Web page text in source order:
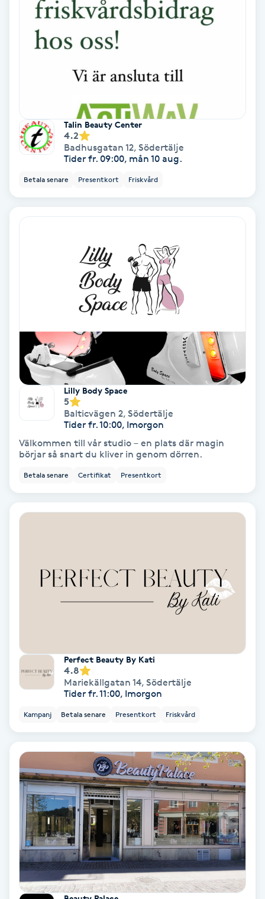
Keratinbehandling
Kinesiologi
Kiropraktik
Klippning ungdom
Koppningsmassage
Kosmetisk tatuering
Kostrådgivning
Kroppspeeling
Kärlbehandling
Lashlift Keratin
Liktornar
LPG
LPG-behandling
LPG-massage
Luggklippning
Talin Beauty Center
4.2
Badhusgatan 12, Södertälje
Tider fr. 09:00, mån 10 aug.
Betala senare Presentkort Friskvård
Lilly Body Space
5
Balticvägen 2, Södertälje
Tider fr. 10:00, Imorgon
Välkommen till vår studio – en plats där magin
börjar så snart du kliver in genom dörren.
Betala senare Certifikat Presentkort
Perfect Beauty By Kati
4.8
Mariekällgatan 14, Södertälje
Tider fr. 11:00, Imorgon
Kampanj Betala senare Presentkort Friskvård